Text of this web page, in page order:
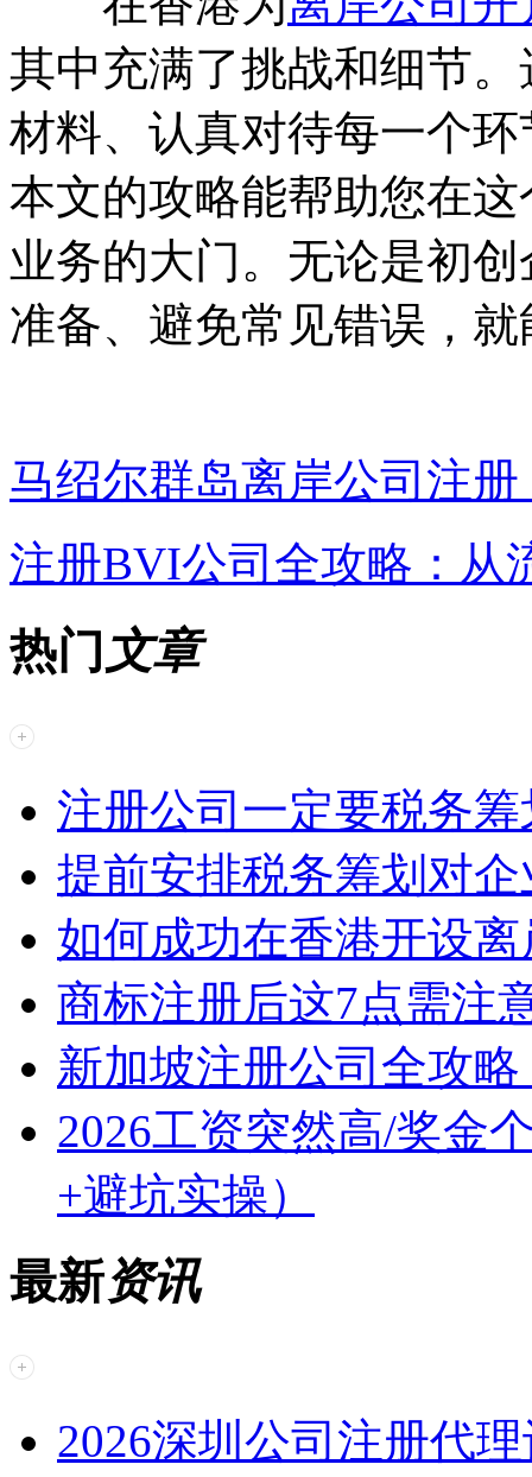
其中充满了挑战和细节
材料、认真对待每一个
本文的攻略能帮助您在
业务的大门。无论是初
准备、避免常见错误，
马绍尔群岛离岸公司注
注册BVI公司全攻略：从
热门 文章
注册公司一定要税务
提前安排税务筹划对
如何成功在香港开设
商标注册后这7点需注
新加坡注册公司全攻
2026工资突然高/奖金
+避坑实操）
最新资讯
2026深圳公司注册代